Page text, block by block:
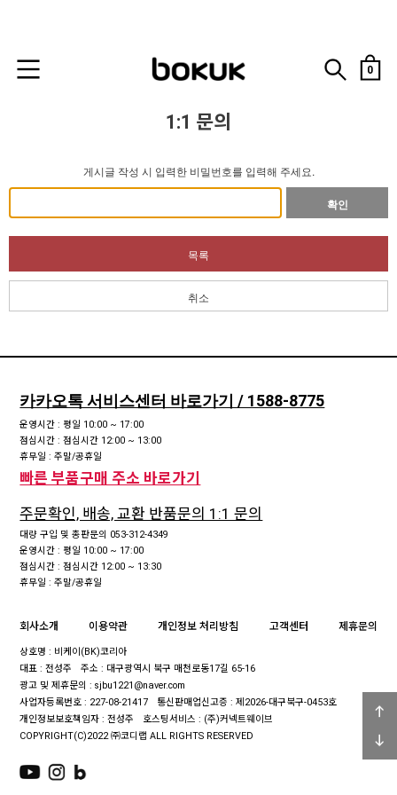
0
1:1 문의
게시글 작성 시 입력한 비밀번호를 입력해 주세요.
확인
목록
취소
카카오톡 서비스센터 바로가기 / 1588-8775
운영시간 : 평일 10:00 ~ 17:00
점심시간 : 점심시간 12:00 ~ 13:00
휴무일 : 주말/공휴일
빠른 부품구매 주소 바로가기
주문확인, 배송, 교환 반품문의 1:1 문의
대량 구입 및 총판문의 053-312-4349
운영시간 : 평일 10:00 ~ 17:00
점심시간 : 점심시간 12:00 ~ 13:30
휴무일 : 주말/공휴일
회사소개 이용약관 개인정보 처리방침 고객센터 제휴문의
상호명 : 비케이(BK)코리아
대표 : 전성주
주소 : 대구광역시 북구 매천로동17길 65-16
광고 및 제휴문의 : sjbu1221@naver.com
사업자등록번호 : 227-08-21417
통신판매업신고증 : 제2026-대구북구-0453호
개인정보보호책임자 : 전성주
호스팅서비스 : (주)커넥트웨이브
COPYRIGHT(C)2022 ㈜코디랩 ALL RIGHTS RESERVED